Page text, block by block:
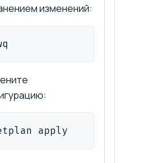
изменений:
apply